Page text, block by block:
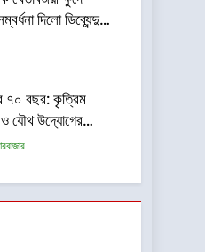
দিলো ডিব্যেন্দু
৭০ বছর: কৃত্রিম
ও যৌথ উদ্যোগের
ভারতের রং শিল্পের নজর